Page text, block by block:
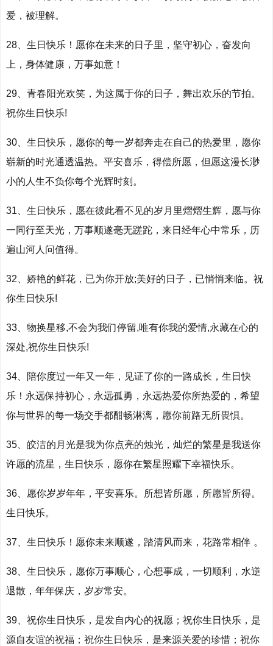
爱，被理解。
28、生日快乐！愿你在未来的日子里，坚守初心，奋发向
上，身体健康，万事如意！
29、青春阳光欢笑，为这属于你的日子，舞出欢乐的节拍。
祝你生日快乐!
30、生日快乐，愿你的每一岁都奔走在自己的热爱里，愿你
崭新的时光通透温热。平安喜乐，得偿所愿，但愿这漫长渺
小的人生不负你每个光辉时刻。
31、生日快乐，愿在彼此看不见的岁月里熠熠生辉，愿与你
一同行至天光，万事顺遂毫无蹉跎，来日经年心中常乐，历
遍山河人问值得。
32、娇艳的鲜花，已为你开放;美好的日子，已悄悄来临。祝
你生日快乐!
33、物换星移,不会为我们停留,唯有你我的爱情,永藏在心的
深处,祝你生日快乐!
34、陪你度过一年又一年，见证了你的一路成长，生日快
乐！永远保持初心，永远孤勇，永远热爱你所热爱的，希望
你与世界的每一场交手都酣畅淋漓，愿你前路无所畏惧。
35、皎洁的月光是我为你点亮的烛光，灿烂的繁星是我送你
许愿的流星，生日快乐，愿你在繁星照耀下幸福快乐。
36、愿你岁岁年年，平安喜乐。所想皆所愿，所愿皆所得。
生日快乐。
37、生日快乐！愿你未来顺遂，踏清风而来，花路常相伴 。
38、生日快乐，愿你万事顺心，心想事成，一切顺利，水逆
退散，年年保庆，岁岁常安。
39、祝你生日快乐，是发自内心的祝愿；祝你生日快乐，是
源自友谊的祝福；祝你生日快乐，是来源关爱的珍惜；祝你